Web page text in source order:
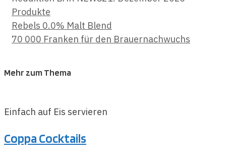
Produkte
Rebels 0.0% Malt Blend
70 000 Franken für den Brauernachwuchs
Mehr zum Thema
Einfach auf Eis servieren
Coppa Cocktails